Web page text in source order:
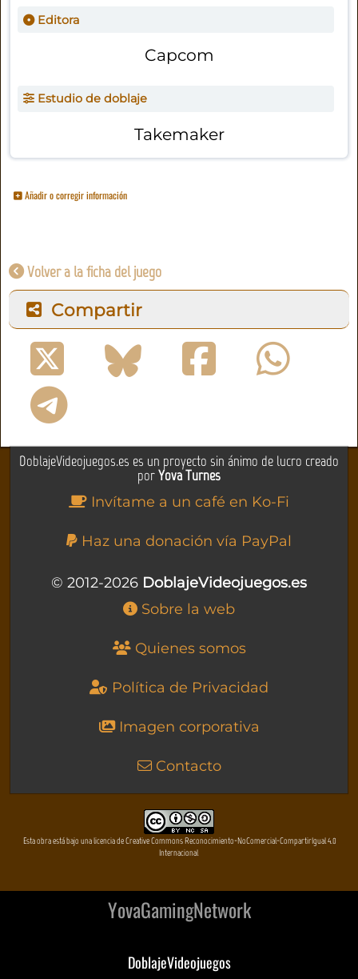
Editora
Capcom
Estudio de doblaje
Takemaker
Añadir o corregir información
Volver a la ficha del juego
Compartir
DoblajeVideojuegos.es es un proyecto sin ánimo de lucro creado
porYova Turnes
Invítame a un café en Ko-Fi
Haz una donación vía PayPal
© 2012-2026 DoblajeVideojuegos.es
Sobre la web
Quienes somos
Política de Privacidad
Imagen corporativa
Contacto
Esta obra está bajo una licencia de Creative Commons Reconocimiento-NoComercial-CompartirIgual 4.0
Internacional
YovaGamingNetwork
DoblajeVideojuegos